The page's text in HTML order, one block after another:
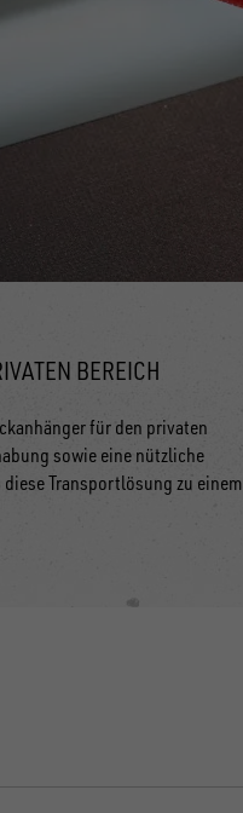
BEREICH
für den privaten
sowie eine nützliche
Transportlösung zu einem